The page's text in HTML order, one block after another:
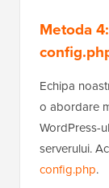
Metoda
Echipa
o abordare
WordPress-
serverului.
config.php.